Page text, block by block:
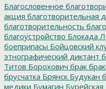
Благословенное
акция благотворительная
благотворительность
благоустройство Блокада
боеприпасы Бойцовский
этнографический диктант
Титов Борохович брак
брусчатка Брянск Будукан
медики Бумагин Бурейская